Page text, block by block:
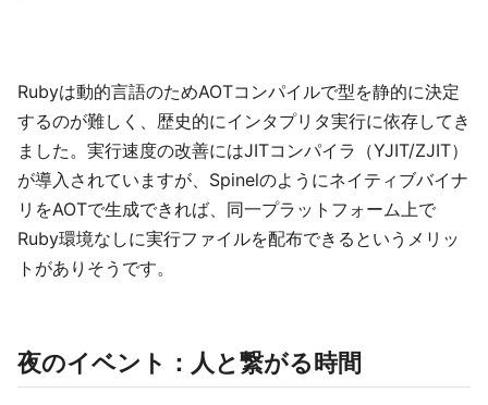
Rubyは動的言語のためAOTコンパイルで型を静的に決定
するのが難しく、歴史的にインタプリタ実行に依存してき
ました。実行速度の改善にはJITコンパイラ（YJIT/ZJIT）
が導入されていますが、Spinelのようにネイティブバイナ
リをAOTで生成できれば、同一プラットフォーム上で
Ruby環境なしに実行ファイルを配布できるというメリッ
トがありそうです。
夜のイベント：人と繋がる時間